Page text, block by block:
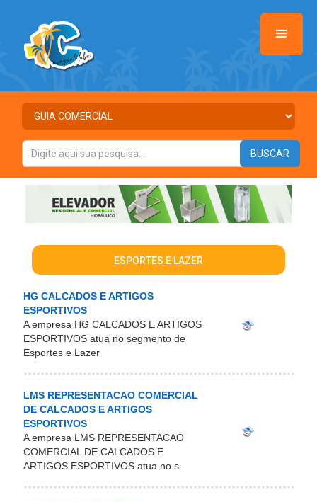
ESPORTES E LAZER
HG CALCADOS E ARTIGOS
ESPORTIVOS
A empresa HG CALCADOS E ARTIGOS
ESPORTIVOS atua no segmento de
Esportes e Lazer
LMS REPRESENTACAO COMERCIAL
DE CALCADOS E ARTIGOS
ESPORTIVOS
A empresa LMS REPRESENTACAO
COMERCIAL DE CALCADOS E
ARTIGOS ESPORTIVOS atua no s